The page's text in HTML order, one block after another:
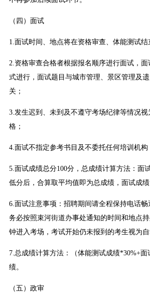
（四）面试
1.面试时间、地点将在资格审查、体能测试结
2.资格审查合格者根据报名顺序进行面试，
式进行，面试题目与城市管理、景区管理及
关；
3.发生迟到、未到及不遵守考场纪律等情况
格；
4.面试不指定参考书目及不委托任何培训机构
5.面试成绩总分100分，总成绩计算方法：面
低分后，合算取平均值即为总成绩，面试成绩
6.面试注意事项：招聘期间请全程保持电话
务必按照束河街道办事处通知的时间和地点
钟进入考场，考试开始仍未报到的考生视为自
7.总成绩计算方法：（体能测试成绩*30%+
绩。
（五）政审